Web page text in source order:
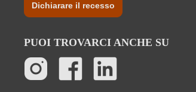
Dichiarare il recesso
PUOI TROVARCI ANCHE SU